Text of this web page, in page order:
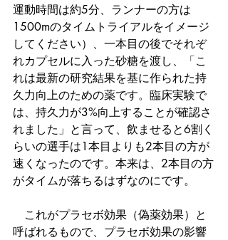
運動時間は約5分、ランナーの方は
1500mのタイムトライアルをイメージ
してください）、一本目の後でそれぞ
れカプセルに入った砂糖を渡し、「こ
れは最新の研究結果を基に作られた持
久力向上のための薬です。臨床実験で
は、持久力が3%向上することが確認さ
れました」と言って、飲ませると6割く
らいの選手は1本目よりも2本目の方が
速くなったのです。本来は、2本目の方
がタイムが落ちるはずなのにです。
これがプラセボ効果（偽薬効果）と
呼ばれるもので、プラセボ効果の影響